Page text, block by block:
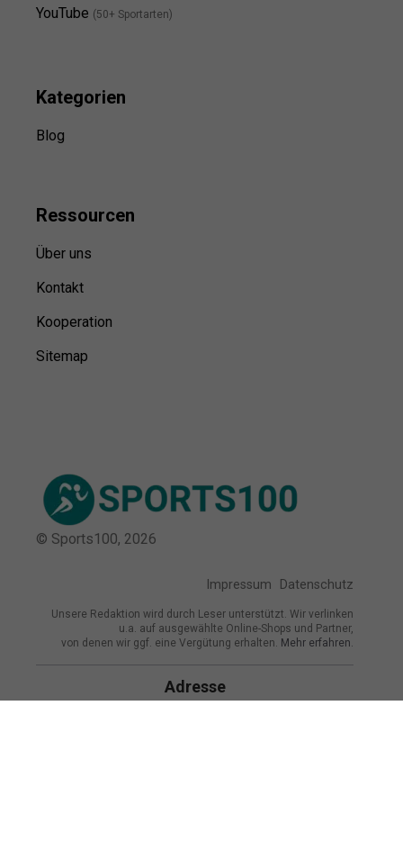
YouTube (50+ Sportarten)
Kategorien
Blog
Ressourcen
Über uns
Kontakt
Kooperation
Sitemap
© Sports100, 2026
Impressum Datenschutz
Unsere Redaktion wird durch Leser unterstützt. Wir verlinken
u.a. auf ausgewählte Online-Shops und Partner,
von denen wir ggf. eine Vergütung erhalten. Mehr erfahren.
Adresse